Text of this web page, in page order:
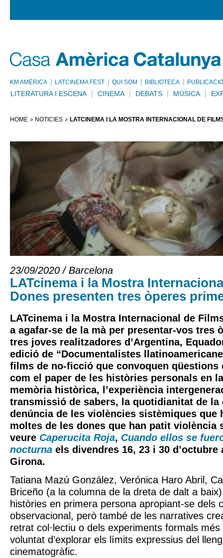
KM AMÈRICA LATCINEMA FEST QUI SOM BIBLIOTECA
LITERATURA I ESCENA CINEMA DEBATS MÚSICA
HOME NOTÍCIES LATCINEMA I LA MOSTRA INTERNACIONAL DE
23/09/2020 / Barcelona
LATcinema i la Mostra
Dones presenten tres òperes
LATcinema i la Mostra Internacional de
a agafar-se de la mà per presentar-vos tres
tres joves realitzadores d’Argentina,
edició de “Documentalistes
films de no-ficció que convoquen qüestions
com el paper de les històries personals en
memòria històrica, l’experiència
transmissió de sabers, la quotidianitat de la
denúncia de les violències sistèmiques que
moltes de les dones que han patit violència
veure Caperucita Roja, Cuando ellos se
nocturna els divendres 16, 23 i 30 d’octubre
Girona.
Tatiana Mazú González, Verónica Haro Abril,
Briceño (a la columna de la dreta de dalt a
històries en primera persona apropiant-se dels
observacional, però també de les narratives
retrat col·lectiu o dels experiments formals
voluntat d’explorar els límits expressius del
cinematogràfic.